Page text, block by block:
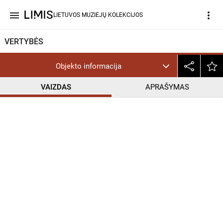
menu LIETUVOS MUZIEJŲ KOLEKCIJOS more_vert
VERTYBĖS
Objekto informacija
VAIZDAS APRAŠYMAS